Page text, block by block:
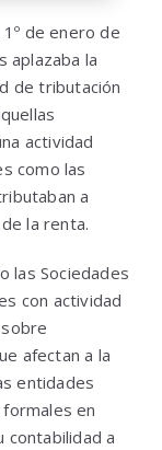
de enero de
aplazaba la
de tributación
actividad
como las
a
la renta.
las Sociedades
con actividad
afectan a la
entidades
en
contabilidad a